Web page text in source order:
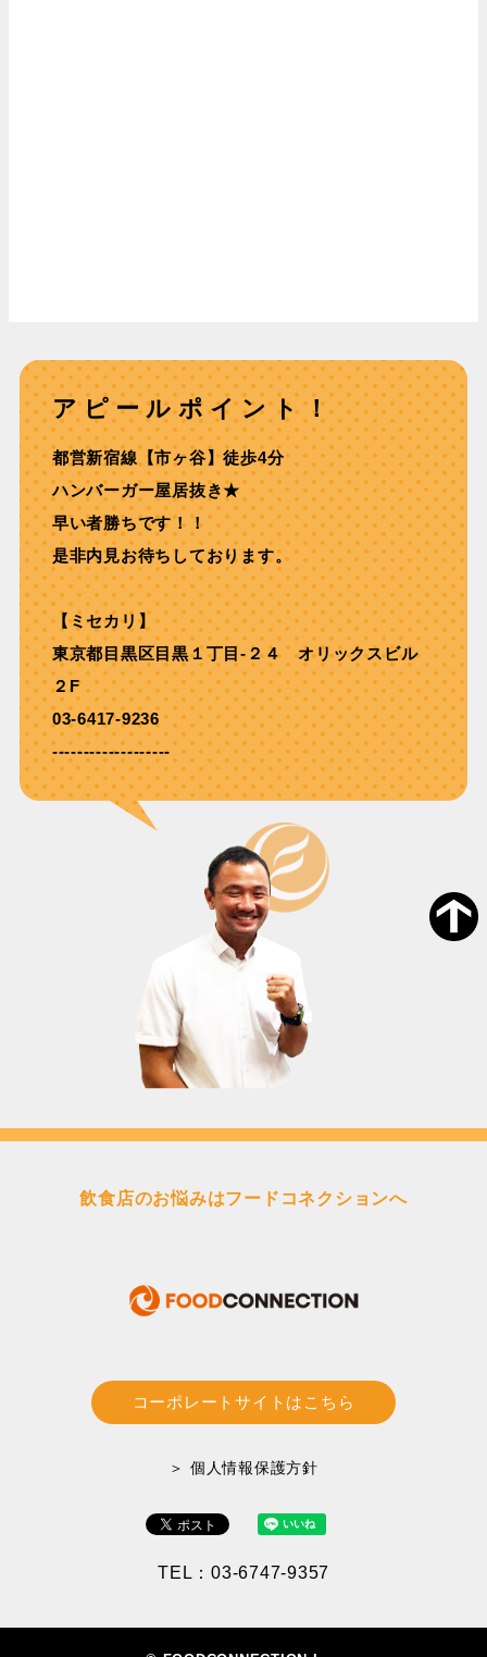
アピールポイント！
都営新宿線【市ヶ⾕】徒歩4分
ハンバーガー屋居抜き★
早い者勝ちです！！
是非内見お待ちしております。
【ミセカリ】
東京都目黒区目黒１丁目-２４ オリックスビル
２F
03-6417-9236
-------------------
飲食店のお悩みはフードコネクションへ
コーポレートサイトはこちら
＞ 個人情報保護方針
TEL：03-6747-9357